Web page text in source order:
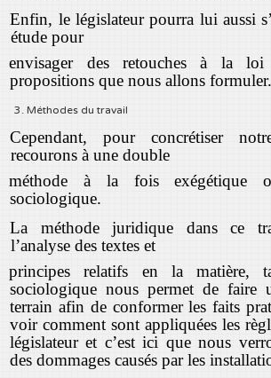
Enfin, le législateur pourra lui aussi
étude pour
envisager des retouches à la
propositions que nous allons formuler.
3. Méthodes du travail
Cependant, pour concrétiser
recourons à une double
méthode à la fois exégétique
sociologique.
La méthode juridique dans ce
l’analyse des textes et
principes relatifs en la matière,
sociologique nous permet de faire
terrain afin de conformer les faits
voir comment sont appliquées les
législateur et c’est ici que nous
des dommages causés par les